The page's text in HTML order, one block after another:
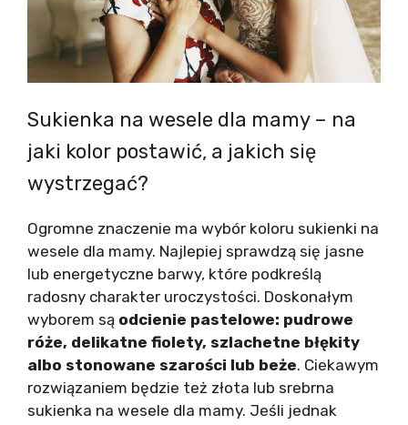
Sukienka na wesele dla mamy – na
jaki kolor postawić, a jakich się
wystrzegać?
Ogromne znaczenie ma wybór koloru sukienki na
wesele dla mamy. Najlepiej sprawdzą się jasne
lub energetyczne barwy, które podkreślą
radosny charakter uroczystości. Doskonałym
wyborem są odcienie pastelowe: pudrowe
róże, delikatne fiolety, szlachetne błękity
albo stonowane szarości lub beże. Ciekawym
rozwiązaniem będzie też złota lub srebrna
sukienka na wesele dla mamy. Jeśli jednak